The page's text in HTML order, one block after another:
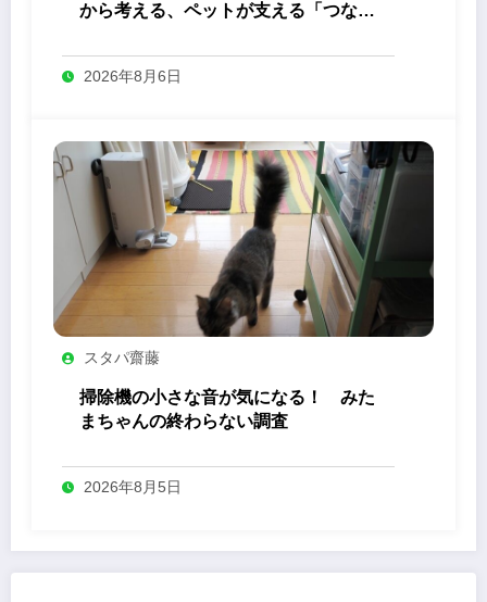
から考える、ペットが支える「つなが
2026年8月6日
スタパ齋藤
掃除機の小さな音が気になる！ みた
まちゃんの終わらない調査
2026年8月5日